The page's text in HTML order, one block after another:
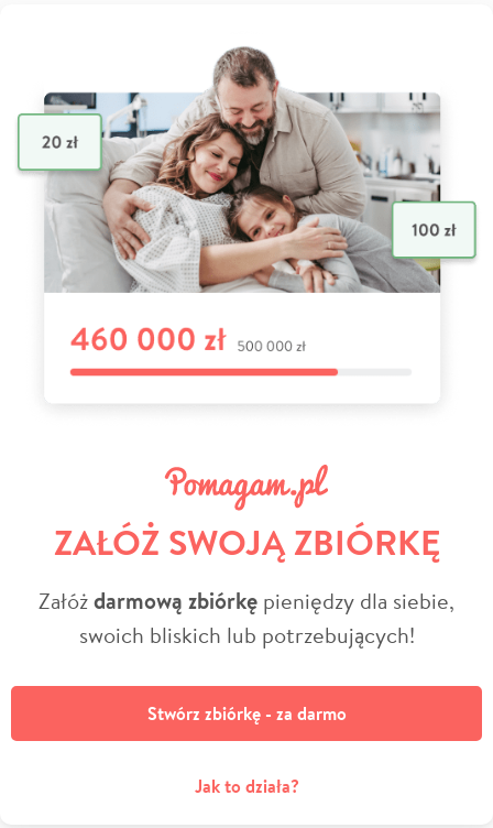
ZAŁÓŻ SWOJĄ ZBIÓRKĘ
Załóżdarmową zbiórkę pieniędzy dla siebie,
swoich bliskich lub potrzebujących!
Stwórz zbiórkę - za darmo
Jak to działa?